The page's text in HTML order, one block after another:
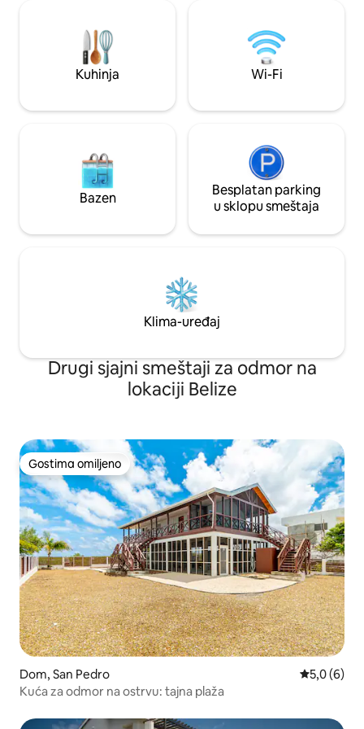
milje južno od centra San Pedra. Mirno
područje sa barom i restoranom na
nekoliko koraka u odmaralištu Playa de
Sala, a na raspolaganju je i bazen uz
smeštenih u
blizini San Ignasija.
Kuhinja Wi-Fi
Bazen
Besplatan parking
u sklopu smeštaja
Klima-uređaj
Drugi sjajni smeštaji za odmor na
lokaciji Belize
Gostima omiljeno
Gostima omiljeno
Dom, San Pedro Prosečna
5,0 (6)
Kuća za odmor na ostrvu: tajna plaža